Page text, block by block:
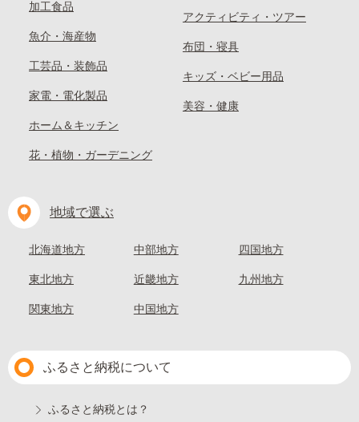
加工食品
魚介・海産物
工芸品・装飾品
家電・電化製品
ホーム＆キッチン
花・植物・ガーデニング
アクティビティ・ツアー
布団・寝具
キッズ・ベビー用品
美容・健康
地域で選ぶ
北海道地方
東北地方
関東地方
中部地方
近畿地方
中国地方
四国地方
九州地方
ふるさと納税について
ふるさと納税とは？